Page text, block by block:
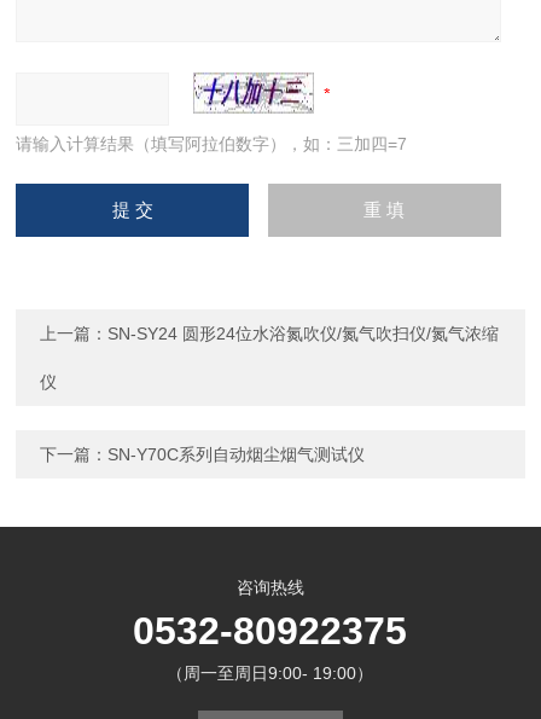
请输入计算结果（填写阿拉伯数字），如：三加四=7
上一篇： SN-SY24 圆形24位水浴氮吹仪/氮气吹扫仪/氮气浓缩
仪
下一篇： SN-Y70C系列自动烟尘烟气测试仪
咨询热线
0532-80922375
（周一至周日9:00- 19:00）